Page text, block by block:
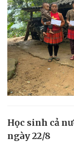
Học sinh cả
ngày 22/8